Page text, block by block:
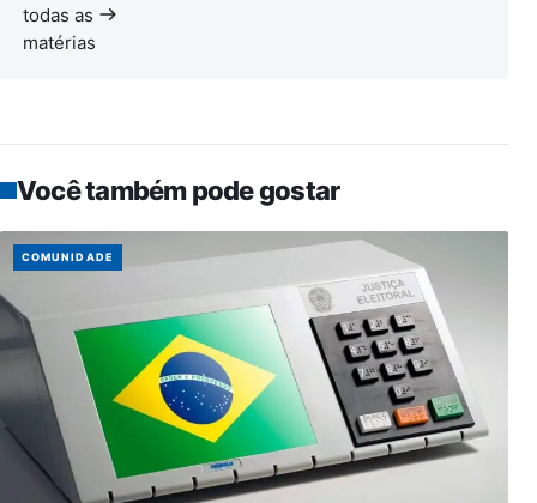
todas as
matérias
Você também pode gostar
COMUNIDADE